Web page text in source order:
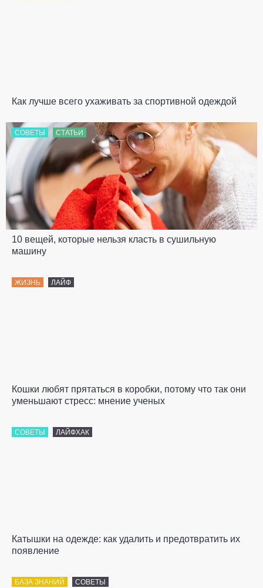
Как лучше всего ухаживать за спортивной одеждой
СОВЕТЫ СТАТЬИ
10 вещей, которые нельзя класть в сушильную
машину
ЖИЗНЬ ЛАЙФ
Кошки любят прятаться в коробки, потому что так они
уменьшают стресс: мнение ученых
СОВЕТЫ ЛАЙФХАК
Катышки на одежде: как удалить и предотвратить их
появление
БАЗА ЗНАНИЙ СОВЕТЫ